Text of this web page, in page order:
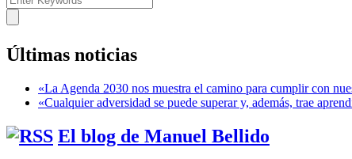
Últimas noticias
«La Agenda 2030 nos muestra el camino para cumplir con
«Cualquier adversidad se puede superar y, además, trae
El blog de Manuel Bellido